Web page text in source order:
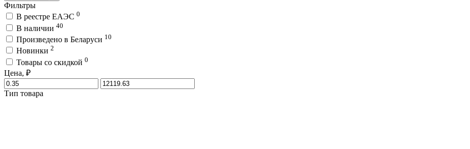
Фильтры
В реестре ЕАЭС 0
В наличии 40
Произведено в Беларуси 10
Новинки 2
Товары со скидкой 0
Цена, ₽
Тип товара